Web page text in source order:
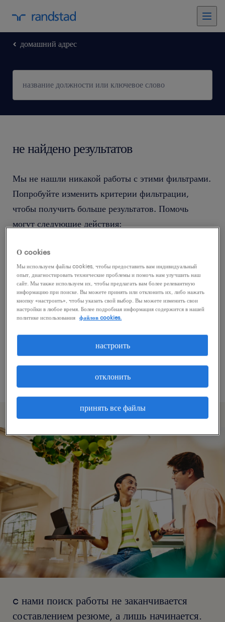
домашний адрес
не найдено результатов
Мы не нашли никакой работы с этими фильтрами.
Попробуйте изменить критерии фильтрации,
чтобы получить больше результатов. Помочь
могут следующие действия:
Попробуйте удалить некоторые из
примененных фильтров.
Вы искали работу в определенном месте?
Учтите возможность расширения диапазона
вокруг местонахождения.
Измените название должности или ключевые
слова и проверьте, правильно ли они
написаны.
c нами поиск работы не заканчивается
составлением резюме, а лишь начинается.
О cookies
Мы используем файлы cookies, чтобы предоставить вам индивидуальный
опыт, диагностировать технические проблемы и помочь нам улучшить наш
сайт. Мы также используем их, чтобы предлагать вам более релевантную
информацию при поиске. Вы можете принять или отклонить их, либо нажать
кнопку «настроить», чтобы указать свой выбор. Вы можете изменить свои
настройки в любое время. Более подробная информация содержится в нашей
политике использования
файлов cookies.
принять все файлы
отклонить
настроить